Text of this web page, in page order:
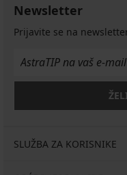
Newsletter
Prijavite se na
SLUŽBA ZA KORISNIKE